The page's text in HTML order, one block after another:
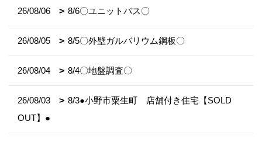
26/08/06 8/6〇ユニットバス〇
26/08/05 8/5〇外壁ガルバリウム鋼板〇
26/08/04 8/4〇地盤調査〇
26/08/03
8/3●小野市粟生町 店舗付き住宅【SOLD
OUT】●